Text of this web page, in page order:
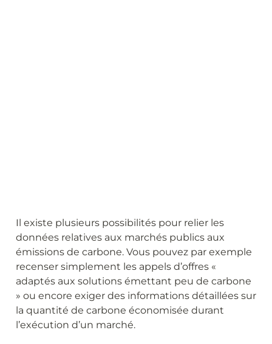
Il existe plusieurs possibilités pour relier les
données relatives aux marchés publics aux
émissions de carbone. Vous pouvez par exemple
recenser simplement les appels d’offres «
adaptés aux solutions émettant peu de carbone
» ou encore exiger des informations détaillées sur
la quantité de carbone économisée durant
l’exécution d’un marché.